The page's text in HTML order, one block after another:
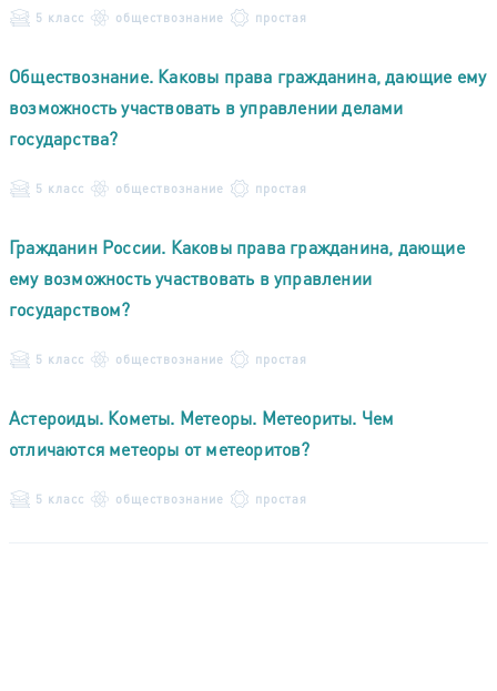
5 класс обществознание простая
Обществознание. Каковы права гражданина, дающие ему
возможность участвовать в управлении делами
государства?
5 класс обществознание простая
Гражданин России. Каковы права гражданина, дающие
ему возможность участвовать в управлении
государством?
5 класс обществознание простая
Астероиды. Кометы. Метеоры. Метеориты. Чем
отличаются метеоры от метеоритов?
5 класс обществознание простая